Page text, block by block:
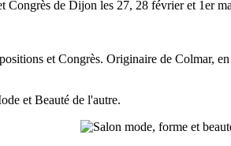
Congrès de Dijon les 27, 28 février et 1er
et Congrès. Originaire de Colmar,
et Beauté de l'autre.